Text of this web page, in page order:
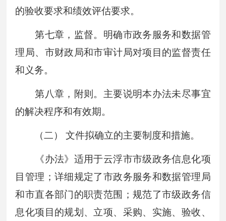
的验收要求和绩效评估要求。
第七章，监督。明确市政务服务和数据管
理局、市财政局和市审计局对项目的监督责任
和义务。
第八章，附则。主要说明本办法未尽事宜
的解决程序和有效期。
（二） 文件拟确立的主要制度和措施。
《办法》适用于云浮市市级政务信息化项
目管理；详细规定了市政务服务和数据管理局
和市直各部门的职责范围；规范了市级政务信
息化项目的规划、立项、采购、实施、验收、